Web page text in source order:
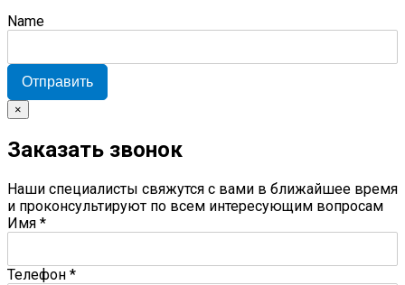
Name
Отправить
×
Заказать звонок
Наши специалисты свяжутся с вами в ближайшее время
и проконсультируют по всем интересующим вопросам
Имя *
Телефон *